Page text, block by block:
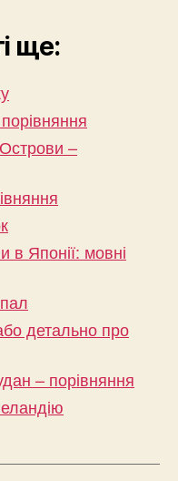
ще:
–
в Японії: мовні
детально про
– порівняння